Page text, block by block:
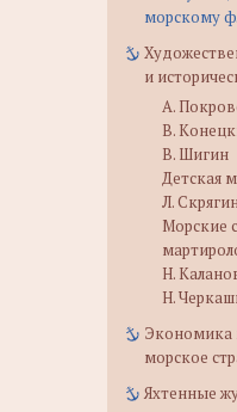
морскому
и
А.
В.
В. Шигин
Детская
Л.
Морские
Н.
Н.
Экономика
морское
Яхтенные